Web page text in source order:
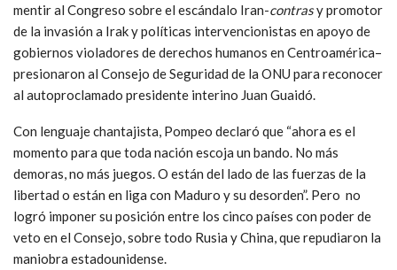
mentir al Congreso sobre el escándalo Iran-contrasy promotor
de la invasión a Irak y políticas intervencionistas en apoyo de
gobiernos violadores de derechos humanos en Centroamérica–
presionaron al Consejo de Seguridad de la ONU para reconocer
al autoproclamado presidente interino Juan Guaidó.
Con lenguaje chantajista, Pompeo declaró que “ahora es el
momento para que toda nación escoja un bando. No más
demoras, no más juegos. O están del lado de las fuerzas de la
libertad o están en liga con Maduro y su desorden”. Pero no
logró imponer su posición entre los cinco países con poder de
veto en el Consejo, sobre todo Rusia y China, que repudiaron la
maniobra estadounidense.